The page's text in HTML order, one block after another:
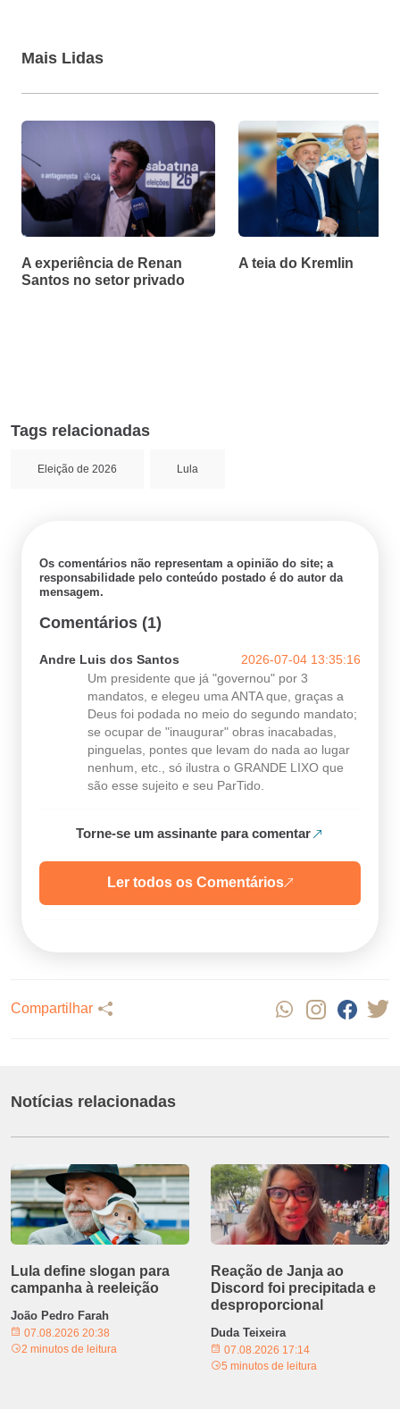
Mais Lidas
A experiência de Renan
Santos no setor privado
A teia do Kremlin
Tags relacionadas
Eleição de 2026 Lula
Os comentários não representam a opinião do site; a
responsabilidade pelo conteúdo postado é do autor da
mensagem.
Comentários (1)
Andre Luis dos Santos
2026-07-04 13:35:16
Um presidente que já "governou" por 3
mandatos, e elegeu uma ANTA que, graças a
Deus foi podada no meio do segundo mandato;
se ocupar de "inaugurar" obras inacabadas,
pinguelas, pontes que levam do nada ao lugar
nenhum, etc., só ilustra o GRANDE LIXO que
são esse sujeito e seu ParTido.
Torne-se um assinante para comentar
Ler todos os Comentários
Compartilhar
Notícias relacionadas
Lula define slogan para
campanha à reeleição
João Pedro Farah
07.08.2026 20:38
2 minutos de leitura
Reação de Janja ao
Discord foi precipitada e
desproporcional
Duda Teixeira
07.08.2026 17:14
5 minutos de leitura